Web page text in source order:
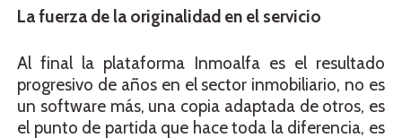
La fuerza de la originalidad en el servicio
Al final la plataforma Inmoalfa es el resultado
progresivo de años en el sector inmobiliario, no es
un software más, una copia adaptada de otros, es
el punto de partida que hace toda la diferencia, es